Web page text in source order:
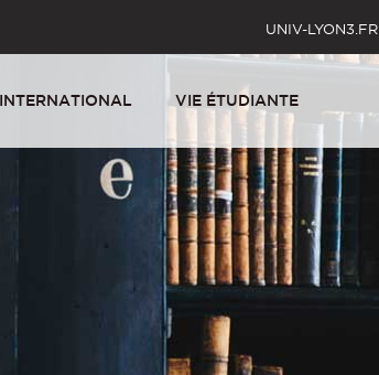
UNIV-LYON3.FR
INTERNATIONAL VIE ÉTUDIANTE